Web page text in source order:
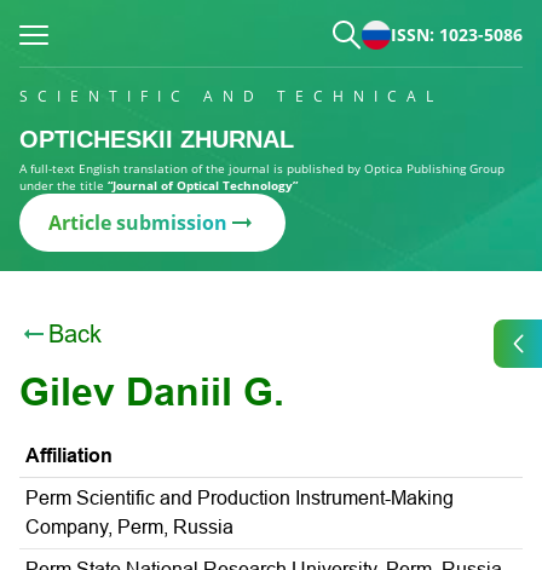
ISSN: 1023-5086
SCIENTIFIC AND TECHNICAL
OPTICHESKII ZHURNAL
A full-text English translation of the journal is published by Optica Publishing Group
under the title “Journal of Optical Technology”
Article submission
Back
Gilev Daniil G.
Affiliation
Perm Scientific and Production Instrument-Making
Company, Perm, Russia